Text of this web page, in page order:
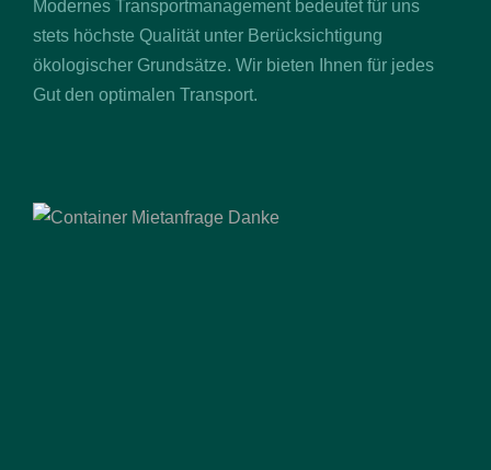
Modernes Transportmanagement bedeutet für uns
stets höchste Qualität unter Berücksichtigung
ökologischer Grundsätze. Wir bieten Ihnen für jedes
Gut den optimalen Transport.